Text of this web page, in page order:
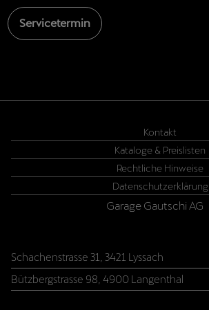
Servicetermin
Garage Gautschi AG
Schachenstrasse 31, 3421 Lyssach
auto@gautschi.ch
Bützbergstrasse 98, 4900 Langenthal
Kontakt
Kataloge & Preislisten
Rechtliche Hinweise
Datenschutzerklärung